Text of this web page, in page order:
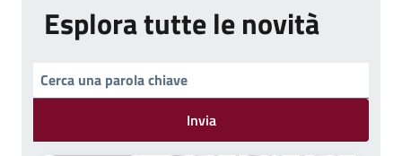
Esplora tutte le novità
Invia